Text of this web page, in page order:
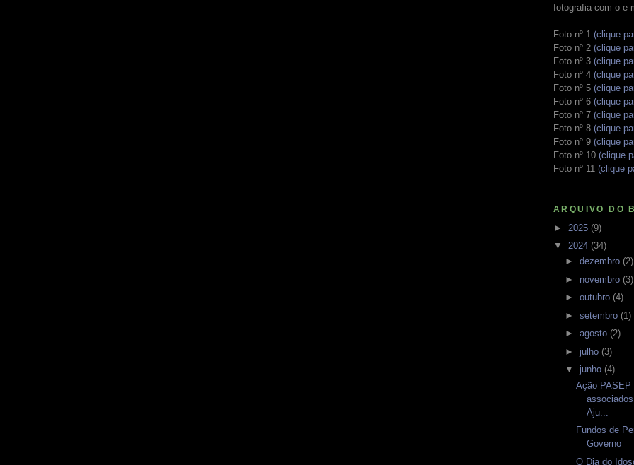
fotografia com o e-
Foto nº 1 (clique
Foto nº 2 (clique
Foto nº 3 (clique
Foto nº 4 (clique
Foto nº 5 (clique
Foto nº 6 (clique
Foto nº 7 (clique
Foto nº 8 (clique
Foto nº 9 (clique
Foto nº 10 (clique
Foto nº 11 (clique
ARQUIVO DO
► 2025 (9)
▼ 2024 (34)
► dezembro (2)
► novembro (3)
► outubro (4)
► setembro (1)
► agosto (2)
► julho (3)
▼ junho (4)
Ação PASEP
Aju...
Fundos de
Governo
O Dia do